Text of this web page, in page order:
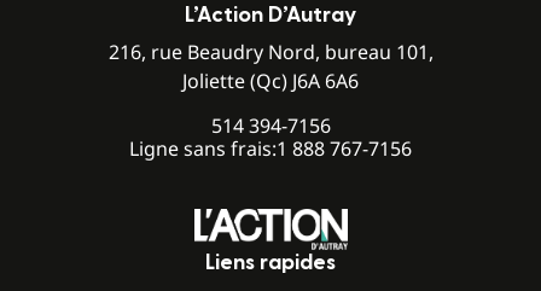
L’Action D’Autray
216, rue Beaudry Nord, bureau 101,
Joliette (Qc) J6A 6A6
514 394-7156
Ligne sans frais:1 888 767-7156
Liens rapides